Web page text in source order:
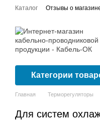
Перейти к основному
Каталог Отзывы о
Категории
Главная Терморегуляторы
Для систем